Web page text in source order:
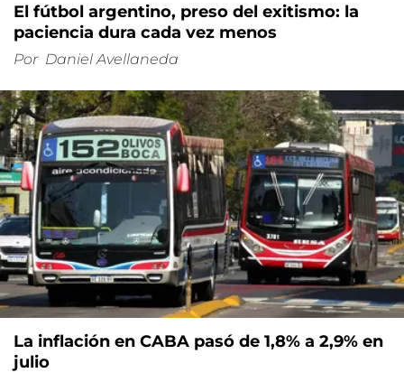
El fútbol argentino, preso del exitismo: la
paciencia dura cada vez menos
Por Daniel Avellaneda
La inflación en CABA pasó de 1,8% a 2,9% en
julio